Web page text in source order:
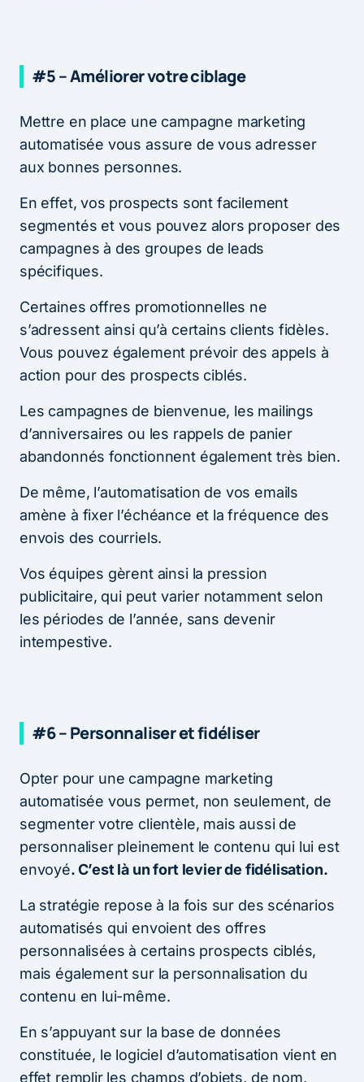
#5 – Améliorer votre ciblage
Mettre en place une campagne marketing
automatisée vous assure de vous adresser
aux bonnes personnes.
En effet, vos prospects sont facilement
segmentés et vous pouvez alors proposer des
campagnes à des groupes de leads
spécifiques.
Certaines offres promotionnelles ne
s’adressent ainsi qu’à certains clients fidèles.
Vous pouvez également prévoir des appels à
action pour des prospects ciblés.
Les campagnes de bienvenue, les mailings
d’anniversaires ou les rappels de panier
abandonnés fonctionnent également très bien.
De même, l’automatisation de vos emails
amène à fixer l’échéance et la fréquence des
envois des courriels.
Vos équipes gèrent ainsi la pression
publicitaire, qui peut varier notamment selon
les périodes de l’année, sans devenir
intempestive.
#6 – Personnaliser et fidéliser
Opter pour une campagne marketing
automatisée vous permet, non seulement, de
segmenter votre clientèle, mais aussi de
personnaliser pleinement le contenu qui lui est
envoyé. C’est là un fort levier de fidélisation.
La stratégie repose à la fois sur des scénarios
automatisés qui envoient des offres
personnalisées à certains prospects ciblés,
mais également sur la personnalisation du
contenu en lui-même.
En s’appuyant sur la base de données
constituée, le logiciel d’automatisation vient en
effet remplir les champs d’objets, de nom,